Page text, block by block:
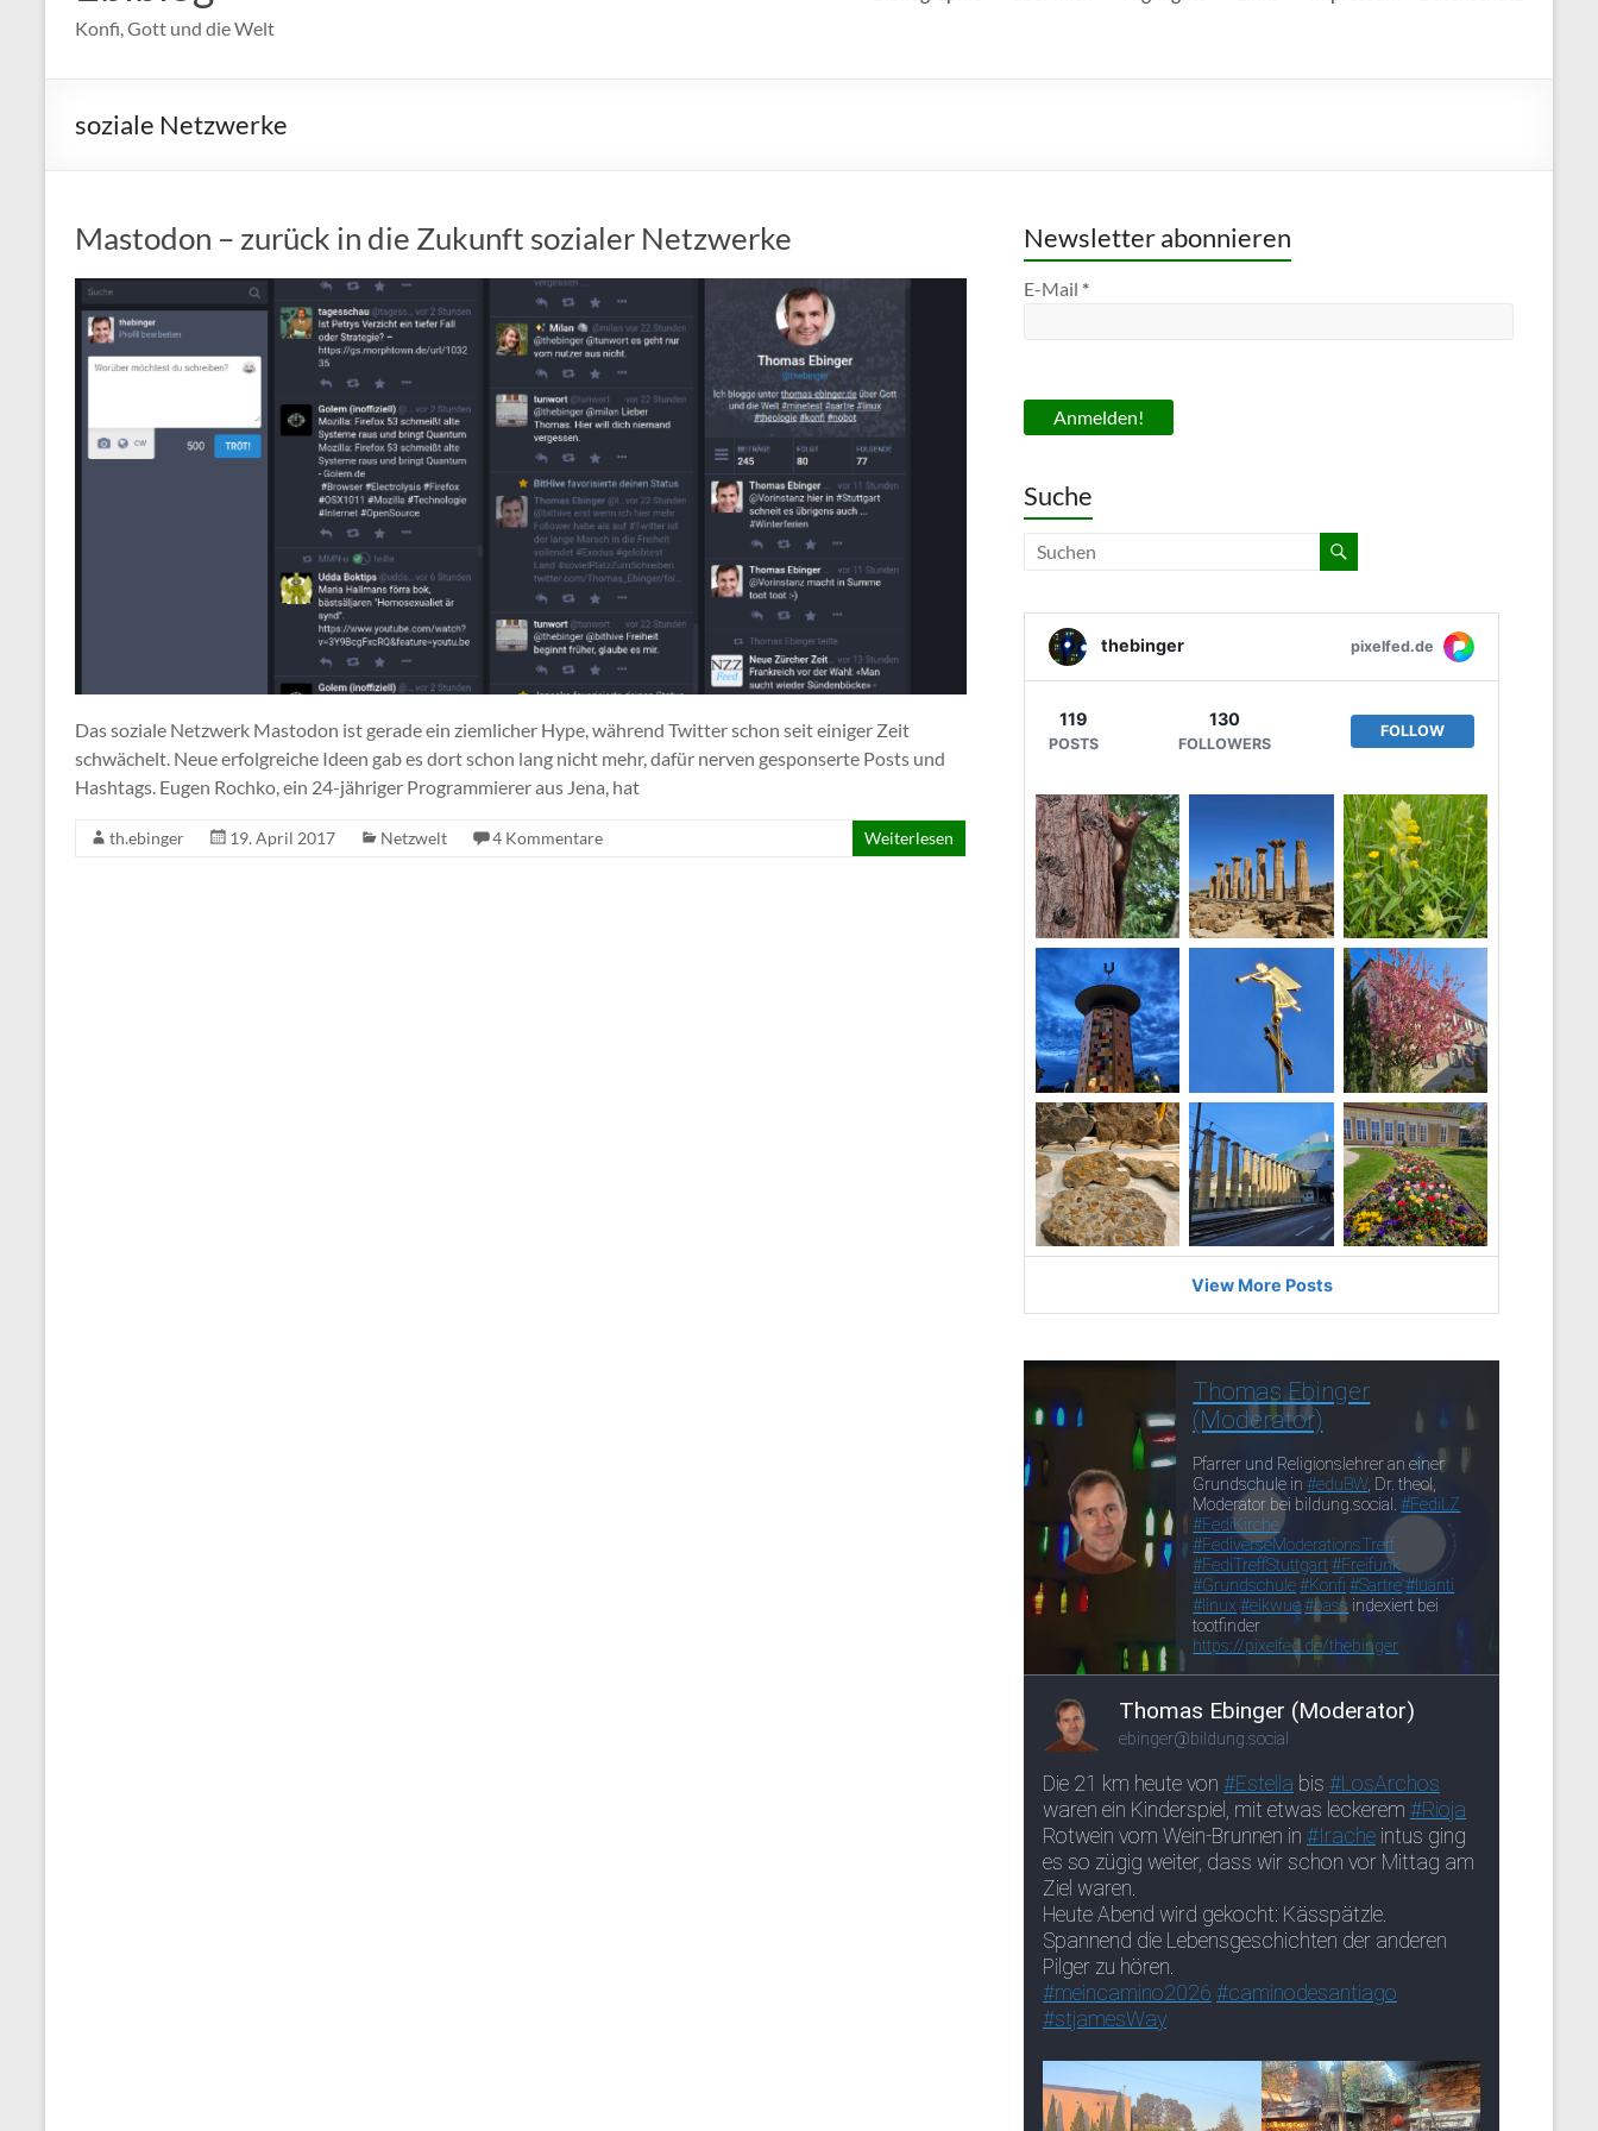
Konfi, Gott und die Welt
soziale Netzwerke
Mastodon – zurück in die Zukunft sozialer Netzwerke
Das soziale Netzwerk Mastodon ist gerade ein ziemlicher Hype, während Twitter schon seit einiger Zeit
schwächelt. Neue erfolgreiche Ideen gab es dort schon lang nicht mehr, dafür nerven gesponserte Posts und
Hashtags. Eugen Rochko, ein 24-jähriger Programmierer aus Jena, hat
th.ebinger 19. April 2017 Netzwelt 4 Kommentare Weiterlesen
Newsletter abonnieren
E-Mail *
Suche